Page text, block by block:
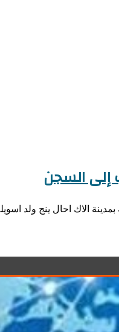
إلى السجن
الاك احال ينج ولد